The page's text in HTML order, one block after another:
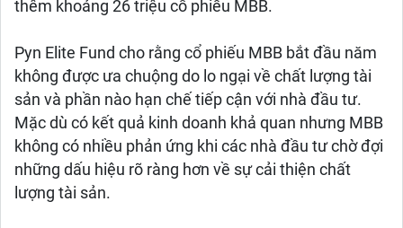
thêm khoảng 26 triệu cổ phiếu MBB.
Pyn Elite Fund cho rằng cổ phiếu MBB bắt đầu năm
không được ưa chuộng do lo ngại về chất lượng tài
sản và phần nào hạn chế tiếp cận với nhà đầu tư.
Mặc dù có kết quả kinh doanh khả quan nhưng MBB
không có nhiều phản ứng khi các nhà đầu tư chờ đợi
những dấu hiệu rõ ràng hơn về sự cải thiện chất
lượng tài sản.